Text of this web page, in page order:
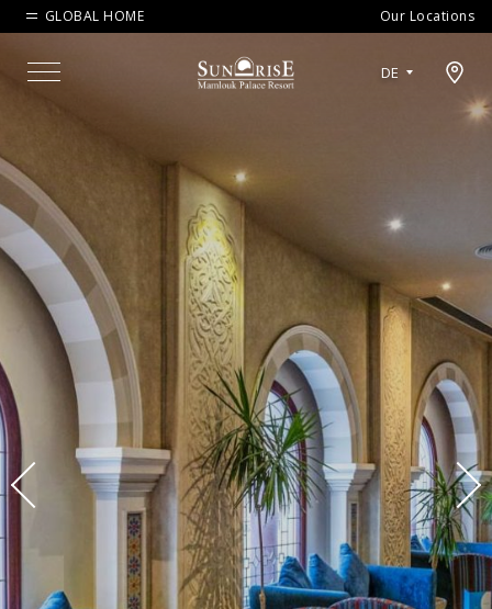
GLOBAL HOME Our Locations
Menu
DE
Open map modal